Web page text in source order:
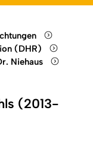
(DHR)
Niehaus
(2013-